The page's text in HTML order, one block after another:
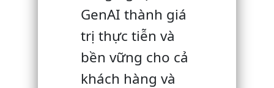
GenAI thành giá
trị thực tiễn và
bền vững cho cả
khách hàng và